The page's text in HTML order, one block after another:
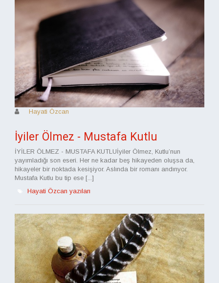
Hayati Özcan
İyiler Ölmez - Mustafa Kutlu
İYİLER ÖLMEZ - MUSTAFA KUTLUİyiler Ölmez, Kutlu’nun
yayımladığı son eseri. Her ne kadar beş hikayeden oluşsa da,
hikayeler bir noktada kesişiyor. Aslında bir romanı andırıyor.
Mustafa Kutlu bu tip ese [...]
Hayati Özcan yazıları